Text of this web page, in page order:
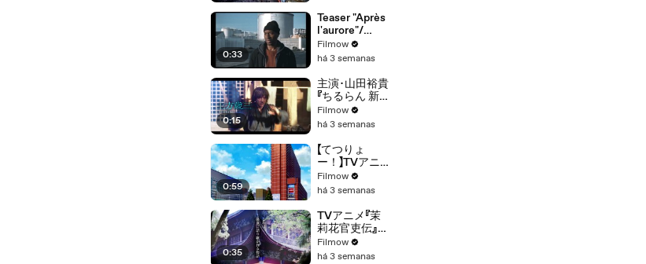
0:33
Teaser "Après
l'aurore"/
"After dawn"
teaser/
KOUAM
Filmow
há 3 semanas
0:15
主演･山田裕貴
『ちるらん 新撰
組鎮魂歌』
2026春放送
Filmow
há 3 semanas
0:59
【てつりょ
ー！】TVアニ
メ『てつりょ
ー！meet
め』ティザー映
像
Filmow
há 3 semanas
0:35
TVアニメ『茉
莉花官吏伝』特
報PV｜TVア
ニメ化決定
Filmow
há 3 semanas